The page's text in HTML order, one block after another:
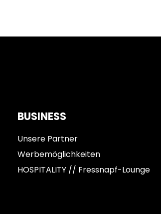
BUSINESS
Unsere Partner
Werbemöglichkeiten
HOSPITALITY // Fressnapf-Lounge